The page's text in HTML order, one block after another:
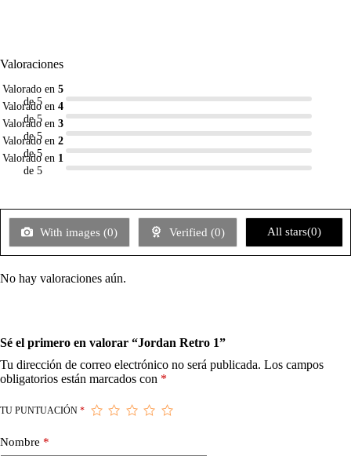
Valoraciones
Valorado en 5
de 5
Valorado en 4
de 5
Valorado en 3
de 5
Valorado en 2
de 5
Valorado en 1
de 5
With images (0) Verified (0) All stars(0)
No hay valoraciones aún.
Sé el primero en valorar “Jordan Retro 1”
Tu dirección de correo electrónico no será publicada. Los campos
obligatorios están marcados con *
TU PUNTUACIÓN *
Nombre *